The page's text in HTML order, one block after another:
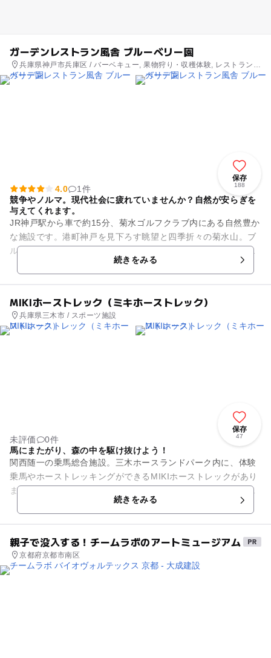
ガーデンレストラン風舎 ブルーベリー園
兵庫県神戸市兵庫区 / バーベキュー, 果物狩り・収穫体験, レストラン・
カフェ
保存
188
4.0
1件
競争やノルマ。現代社会に疲れていませんか？自然が安らぎを
与えてくれます。
JR神戸駅から車で約15分、菊水ゴルフクラブ内にある自然豊か
な施設です。港町神戸を見下ろす眺望と四季折々の菊水山。ブ
ルーベリー園、乗馬クラブ、ゴルフクラブ、薬を使わずスタッ
フが手入れをしているガ...続きをみる
MIKIホーストレック（ミキホーストレック）
兵庫県三木市 / スポーツ施設
保存
47
未評価
0件
馬にまたがり、森の中を駆け抜けよう！
関西随一の乗馬総合施設。三木ホースランドパーク内に、体験
乗馬やホーストレッキングができるMIKIホーストレックがあり
ます。馬に乗って三木ホースランドパークの森を散策してみよ
続きをみる
親子で没入する！チームラボのアートミュージアム
京都府京都市南区